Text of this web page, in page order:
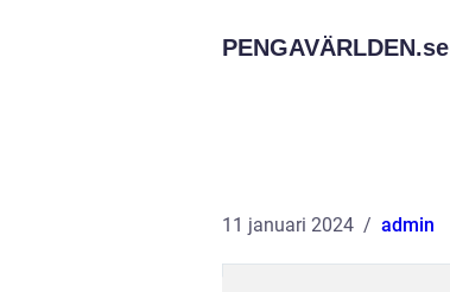
PENGAVÄRLDEN.se
11 januari 2024 admin